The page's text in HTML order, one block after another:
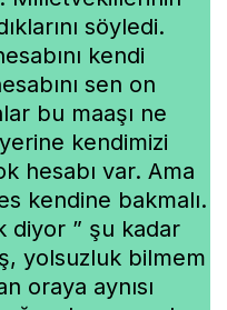
söyledi.
kendi
sen on
bu maaşı ne
kendimizi
hesabı var. Ama
kendine bakmalı.
diyor ” şu kadar
yolsuzluk bilmem
oraya aynısı